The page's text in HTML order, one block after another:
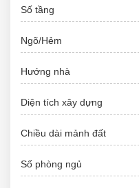
Số tầng
Ngõ/Hẻm
Hướng nhà
Diện tích xây dựng
Chiều dài mảnh đất
Số phòng ngủ